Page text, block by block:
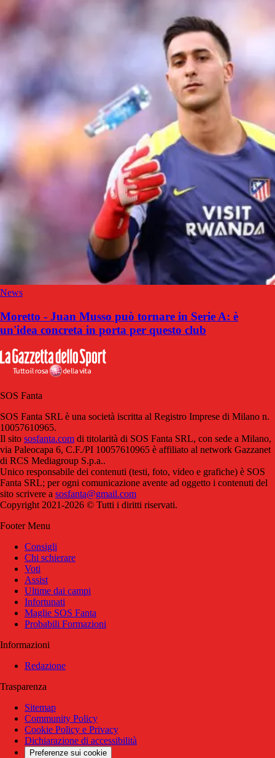
News
Moretto - Juan Musso può tornare in Serie A: è
un'idea concreta in porta per questo club
SOS Fanta
SOS Fanta SRL è una società iscritta al Registro Imprese di Milano n.
10057610965.
Il sito sosfanta.com di titolarità di SOS Fanta SRL, con sede a Milano,
via Paleocapa 6, C.F./PI 10057610965 è affiliato al network Gazzanet
di RCS Mediagroup S.p.a..
Unico responsabile dei contenuti (testi, foto, video e grafiche) è SOS
Fanta SRL; per ogni comunicazione avente ad oggetto i contenuti del
sito scrivere a sosfanta@gmail.com
Copyright 2021-2026 © Tutti i diritti riservati.
Footer Menu
Consigli
Chi schierare
Voti
Assist
Ultime dai campi
Infortunati
Maglie SOS Fanta
Probabili Formazioni
Informazioni
Redazione
Trasparenza
Sitemap
Community Policy
Cookie Policy e Privacy
Dichiarazione di accessibilità
Preferenze sui cookie